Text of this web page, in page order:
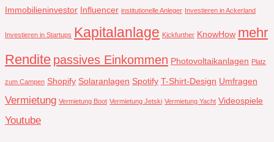
Immobilieninvestor Influencer institutionelle Anleger Investieren in Ackerland
Investieren in Startups Kapitalanlage Kickfurther KnowHow mehr
Rendite passives Einkommen Photovoltaikanlagen Platz
zum Campen Shopify Solaranlagen Spotify T-Shirt-Design Umfragen
Vermietung Vermietung Boot Vermietung Jetski Vermietung Yacht Videospiele
Youtube